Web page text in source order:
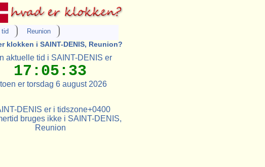
tid Reunion
klokken i SAINT-DENIS, Reunion?
aktuelle tid i SAINT-DENIS er
17:05:33
er torsdag 6 august 2026
DENIS er i tidszone+0400
bruges ikke i SAINT-DENIS,
Reunion